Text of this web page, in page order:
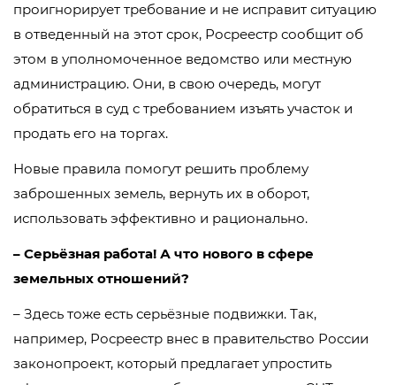
проигнорирует требование и не исправит ситуацию
в отведенный на этот срок, Росреестр сообщит об
этом в уполномоченное ведомство или местную
администрацию. Они, в свою очередь, могут
обратиться в суд с требованием изъять участок и
продать его на торгах.
Новые правила помогут решить проблему
заброшенных земель, вернуть их в оборот,
использовать эффективно и рационально.
– Серьёзная работа! А что нового в сфере
земельных отношений?
– Здесь тоже есть серьёзные подвижки. Так,
например, Росреестр внес в правительство России
законопроект, который предлагает упростить